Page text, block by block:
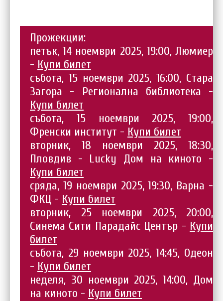
Прожекции:
петък, 14 ноември 2025, 19:00, Люмиер
- Купи билет
събота, 15 ноември 2025, 16:00, Стара
Загора - Регионална библиотека -
Купи билет
събота, 15 ноември 2025, 19:00,
Френски институт - Купи билет
вторник, 18 ноември 2025, 18:30,
Пловдив - Lucky Дом на киното -
Купи билет
сряда, 19 ноември 2025, 19:30, Варна -
ФКЦ - Купи билет
вторник, 25 ноември 2025, 20:00,
Синема Сити Парадайс Център - Купи
билет
събота, 29 ноември 2025, 14:45, Одеон
- Купи билет
неделя, 30 ноември 2025, 14:00, Дом
на киното - Купи билет